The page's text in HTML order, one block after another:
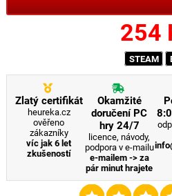
254
STEAM
Zlatý certifikát
heureka.cz
ověřeno
zákazníky
víc jak 6 let
zkušeností
Okamžité
doručení PC
hry 24/7
licence, návody,
podpora v e-mailu
e-mailem -> za
pár minut hrajete